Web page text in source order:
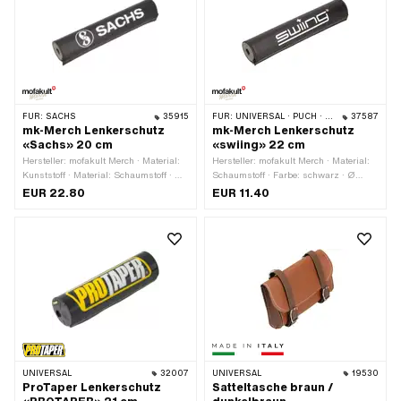
FÜR: SACHS 35915
mk-Merch Lenkerschutz
«Sachs» 20 cm
Hersteller: mofakult Merch · Material:
Kunststoff · Material: Schaumstoff · Ø
innen: 13 mm · Farbe: schwarz · Farbe:
EUR 22.80
FÜR: UNIVERSAL · PUCH · SACHS · PONY / CILO (BETA 521 & 512) · PIAGGIO · ZÜNDAPP BELMONDO · TOMOS · CILO · HERCULES · KREIDLER · ZÜNDAPP 37587
mk-Merch Lenkerschutz
«swiing» 22 cm
Hersteller: mofakult Merch · Material:
Schaumstoff · Farbe: schwarz · Ø
innen: 13 mm · Ø aussen: 40 mm ·
EUR 11.40
UNIVERSAL 32007
ProTaper Lenkerschutz
UNIVERSAL 19530
Satteltasche braun /